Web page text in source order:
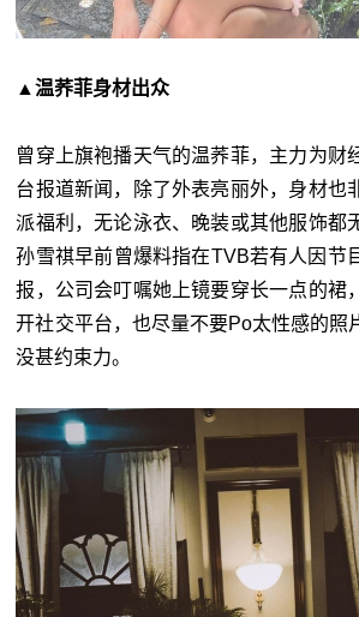
▲温荞菲身材出众
曾穿上旗袍播天气的温荞菲，主力为财
台报道新闻，除了外表亮丽外，身材也
派福利，无论泳衣、晚装或其他服饰都
孙雪祺早前曾爆料指在TVB若有人因节
报，公司会叮嘱她上镜要穿长一点的裙
开社交平台，也尽量不要Po太性感的照
没甚约束力。